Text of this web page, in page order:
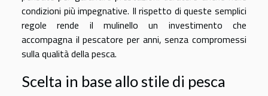
condizioni più impegnative. Il rispetto di queste semplici
regole rende il mulinello un investimento che
accompagna il pescatore per anni, senza compromessi
sulla qualità della pesca.
Scelta in base allo stile di pesca